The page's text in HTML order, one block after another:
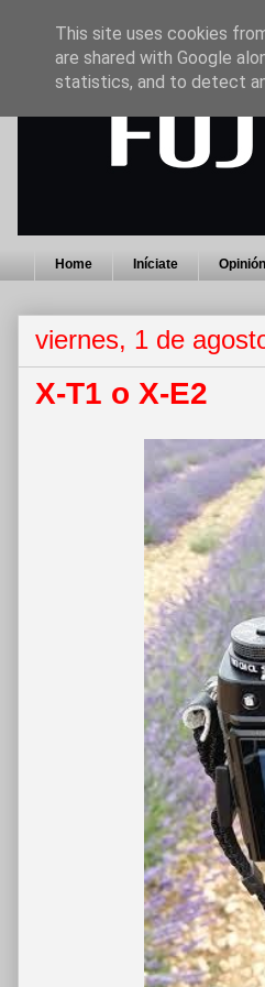
Home Iníciate Opinión
viernes, 1 de
X-T1 o X-E2
This site uses cookies
are shared with Google
statistics, and to detect